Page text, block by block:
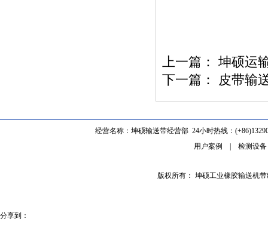
上一篇： 坤硕运
下一篇： 皮带输
经营名称：坤硕输送带经营部 24小时热线：
用户案例
检测设备
版权所有： 坤硕工业橡胶输送机
分享到：